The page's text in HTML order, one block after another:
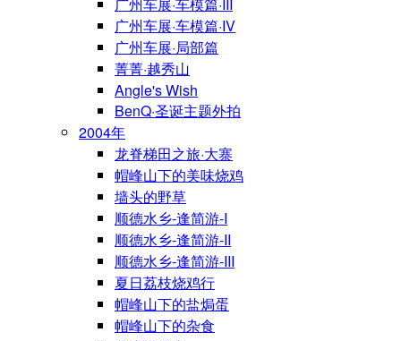
广州车展·车模篇·III
广州车展·车模篇·IV
广州车展·局部篇
菁菁·越秀山
Angle's Wish
BenQ·圣诞主题外拍
2004年
龙脊梯田之旅·大寨
帽峰山下的美味烧鸡
墙头的野草
顺德水乡-逢简游-I
顺德水乡-逢简游-II
顺德水乡-逢简游-III
夏日荔枝烧鸡行
帽峰山下的盐焗蛋
帽峰山下的杂食